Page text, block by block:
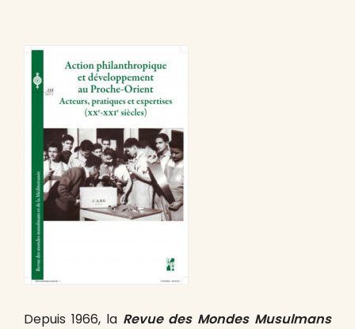
Depuis 1966, la Revue des Mondes Musulmans